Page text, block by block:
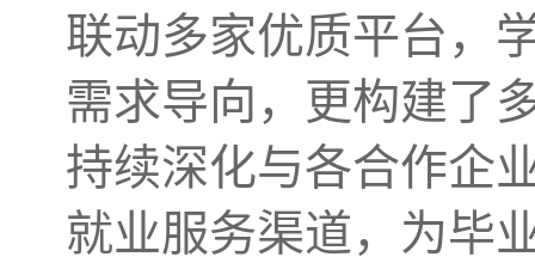
联动多家优质平台，
需求导向，更构建了
持续深化与各合作企
就业服务渠道，为毕